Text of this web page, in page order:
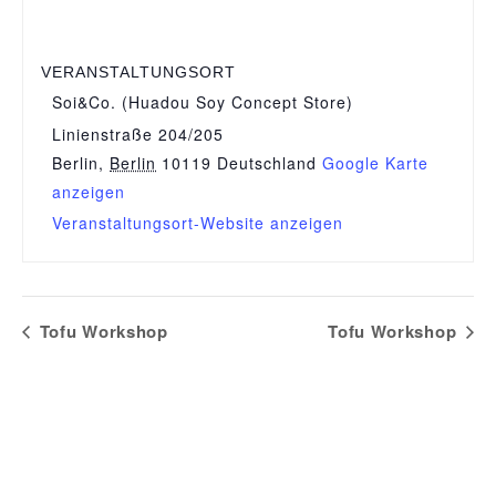
VERANSTALTUNGSORT
Soi&Co. (Huadou Soy Concept Store)
Linienstraße 204/205
Berlin, Berlin 10119 Deutschland Google Karte
anzeigen
Veranstaltungsort-Website anzeigen
Tofu Workshop Tofu Workshop